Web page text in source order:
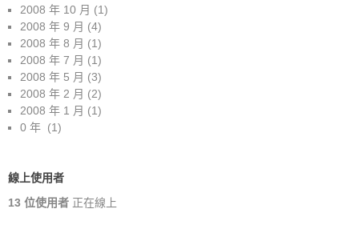
2008 年 10 月 (1)
2008 年 9 月 (4)
2008 年 8 月 (1)
2008 年 7 月 (1)
2008 年 5 月 (3)
2008 年 2 月 (2)
2008 年 1 月 (1)
0 年 (1)
線上使用者
13 位使用者 正在線上